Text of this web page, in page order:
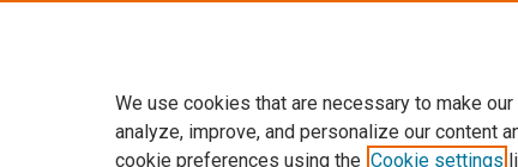
Tout le contenu de ce site: Copyright ©
We use cookies that are necessary to make
analyze, improve, and personalize our content
cookie preferences using the Cookie settings